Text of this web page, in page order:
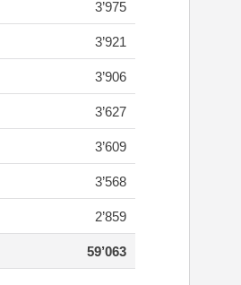
3’975
3’921
3’906
3’627
3’609
3’568
2’859
59’063